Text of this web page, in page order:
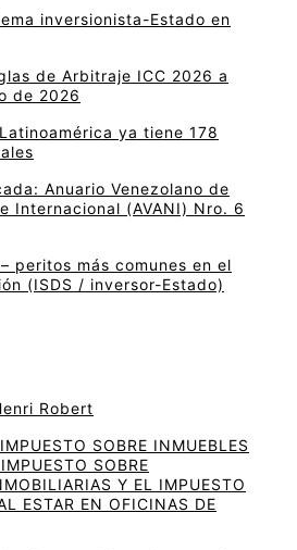
inversionista-Estado en
de Arbitraje ICC 2026 a
de 2026
ya tiene 178
Anuario Venezolano de
Internacional (AVANI) Nro. 6
peritos más comunes en el
(ISDS / inversor-Estado)
Robert
SOBRE INMUEBLES
SOBRE
Y EL IMPUESTO
ESTAR EN OFICINAS DE